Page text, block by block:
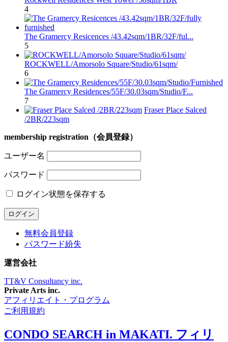
4
The Gramercy Resicences /43.42sqm/1BR/32F/ful...
5
ROCKWELL/Amorsolo Square/Studio/61sqm/
6
The Gramercy Residences/55F/30.03sqm/Studio/F...
7
Fraser Place Salced
/2BR/223sqm
membership registration（会員登録）
ユーザー名
パスワード
ログイン状態を保存する
無料会員登録
パスワード紛失
運営会社
TT&V Consultancy inc.
Private Arts inc.
アフィリエイト・プログラム
ご利用規約
CONDO SEARCH in MAKATI. フィリ